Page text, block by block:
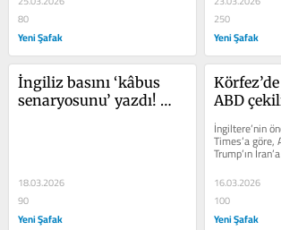
80
Yeni Şafak
250
Yeni Şafak
İngiliz basını ‘kâbus
senaryosunu’ yazdı!
18.03.2026
90
Yeni Şafak
ABD
bekliyor?
İngiltere’nin
Times’a göre,
Trump’ın
ardından
16.03.2026
100
Yeni Şafak